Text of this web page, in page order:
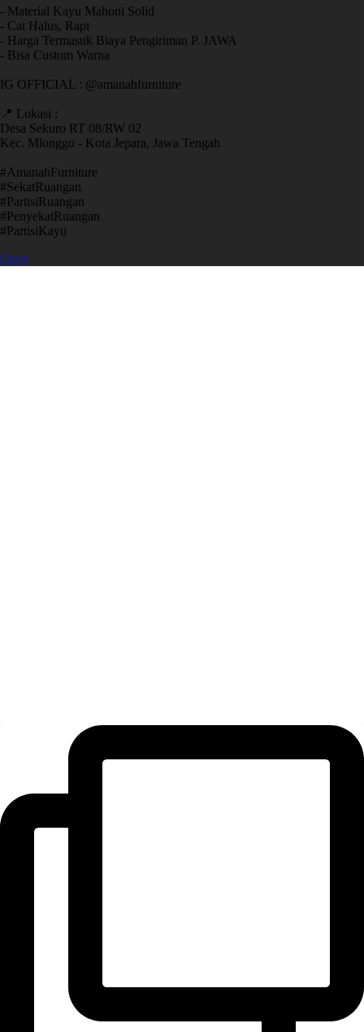
- Material Kayu Mahoni Solid
- Cat Halus, Rapi
- Harga Termasuk Biaya Pengiriman P. JAWA
- Bisa Custom Warna
IG OFFICIAL : @amanahfurniture
📍 Lokasi :
Desa Sekuro RT 08/RW 02
Kec. Mlonggo - Kota Jepara, Jawa Tengah
​#AmanahFurniture
​#SekatRuangan
​#PartisiRuangan
​#PenyekatRuangan
​#PartisiKayu
Open